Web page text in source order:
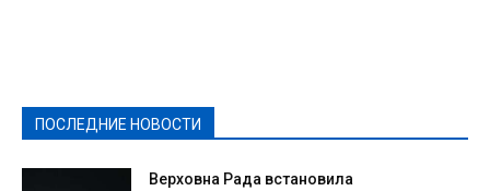
ПОСЛЕДНИЕ НОВОСТИ
Верховна Рада встановила